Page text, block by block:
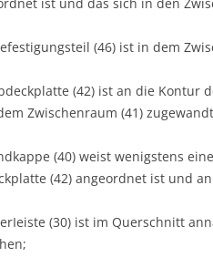
(46) ist in dem
(42) ist an die Kontur
Zwischenraum (41)
(40) weist wenigstens
(42) angeordnet ist und
(30) ist im Querschnitt